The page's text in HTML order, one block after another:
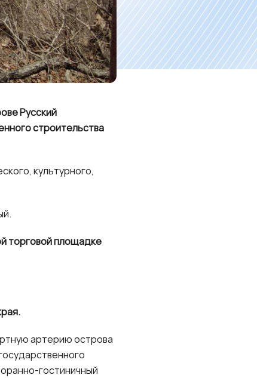
Русский
строительства
культурного,
торговой площадке
артерию острова
гостиничный